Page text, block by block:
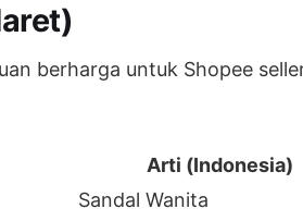
berharga untuk Shopee
Arti (Indonesia)
Sandal Wanita